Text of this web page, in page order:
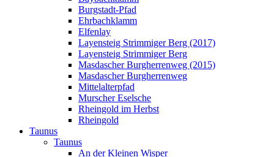
Burgstadt-Pfad
Ehrbachklamm
Elfenlay
Layensteig Strimmiger Berg (2017)
Layensteig Strimmiger Berg
Masdascher Burgherrenweg (2015)
Masdascher Burgherrenweg
Mittelalterpfad
Murscher Eselsche
Rheingold im Herbst
Rheingold
Taunus
Taunus
An der Kleinen Wisper